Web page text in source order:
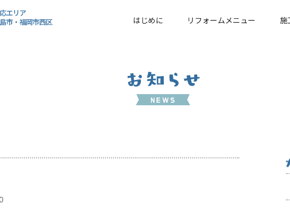
エリア
市・福岡市西区
はじめに リフォームメニュー 施